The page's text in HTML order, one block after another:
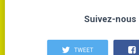
Suivez-nous
TWEET